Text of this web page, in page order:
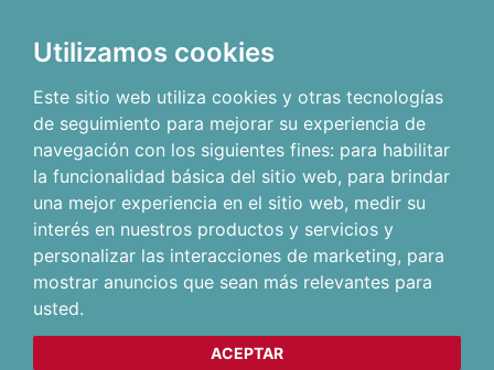
Utilizamos cookies
Este sitio web utiliza cookies y otras tecnologías
de seguimiento para mejorar su experiencia de
navegación con los siguientes fines: para habilitar
la funcionalidad básica del sitio web, para brindar
una mejor experiencia en el sitio web, medir su
interés en nuestros productos y servicios y
personalizar las interacciones de marketing, para
mostrar anuncios que sean más relevantes para
usted.
ACEPTAR